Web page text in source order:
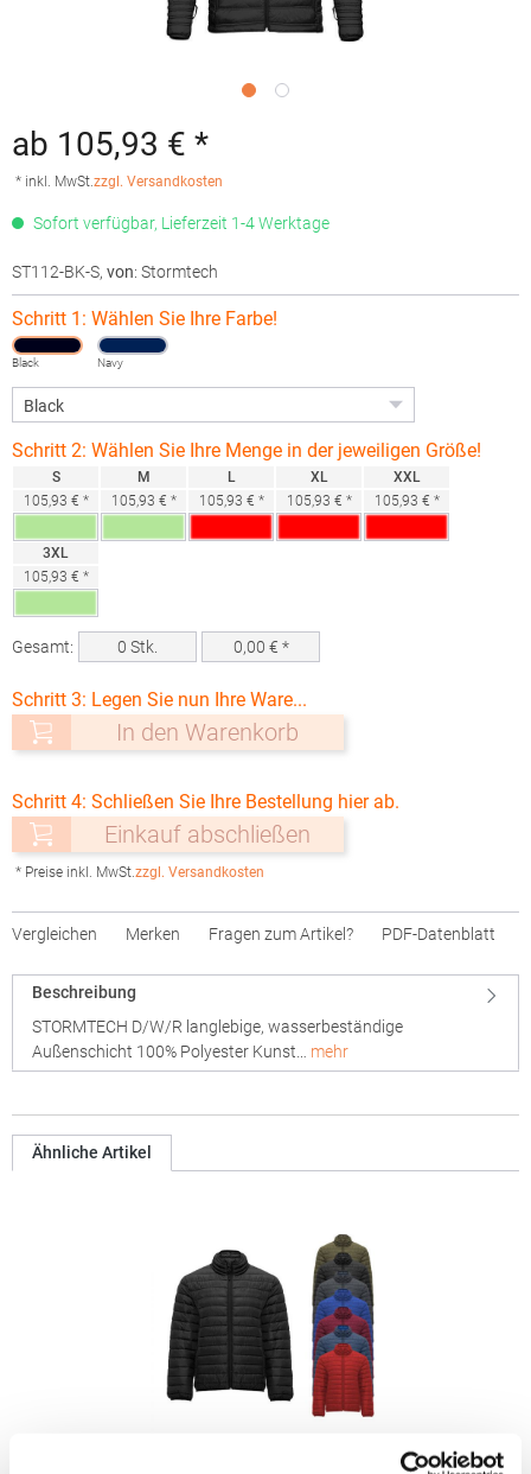
ab 105,93 € *
* inkl. MwSt.zzgl. Versandkosten
Sofort verfügbar, Lieferzeit 1-4 Werktage
ST112-BK-S, von: Stormtech
Schritt 1: Wählen Sie Ihre Farbe!
Black Navy
Schritt 2: Wählen Sie Ihre Menge in der jeweiligen Größe!
S
105,93 € *
M
105,93 € *
L
105,93 € *
XL
105,93 € *
XXL
105,93 € *
3XL
105,93 € *
Gesamt: 0 Stk. 0,00 € *
Schritt 3: Legen Sie nun Ihre Ware...
In den Warenkorb
Schritt 4: Schließen Sie Ihre Bestellung hier ab.
Einkauf abschließen
* Preise inkl. MwSt.zzgl. Versandkosten
Vergleichen Merken Fragen zum Artikel? PDF-Datenblatt
Beschreibung
STORMTECH D/W/R langlebige, wasserbeständige
Außenschicht 100% Polyester Kunst… mehr
Ähnliche Artikel